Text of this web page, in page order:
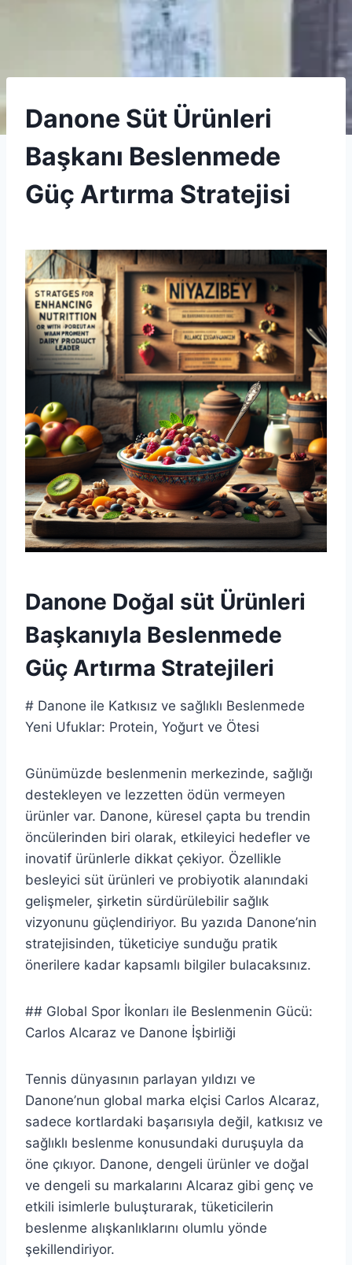
DANONE
Danone Süt Ürünleri
Başkanı Beslenmede
Güç Artırma Stratejisi
Admin
Danone Doğal süt Ürünleri
Başkanıyla Beslenmede
Güç Artırma Stratejileri
# Danone ile Katkısız ve sağlıklı Beslenmede
Yeni Ufuklar: Protein, Yoğurt ve Ötesi
Günümüzde beslenmenin merkezinde, sağlığı
destekleyen ve lezzetten ödün vermeyen
ürünler var. Danone, küresel çapta bu trendin
öncülerinden biri olarak, etkileyici hedefler ve
inovatif ürünlerle dikkat çekiyor. Özellikle
besleyici süt ürünleri ve probiyotik alanındaki
gelişmeler, şirketin sürdürülebilir sağlık
vizyonunu güçlendiriyor. Bu yazıda Danone’nin
stratejisinden, tüketiciye sunduğu pratik
önerilere kadar kapsamlı bilgiler bulacaksınız.
## Global Spor İkonları ile Beslenmenin Gücü:
Carlos Alcaraz ve Danone İşbirliği
Tennis dünyasının parlayan yıldızı ve
Danone’nun global marka elçisi Carlos Alcaraz,
sadece kortlardaki başarısıyla değil, katkısız ve
sağlıklı beslenme konusundaki duruşuyla da
öne çıkıyor. Danone, dengeli ürünler ve doğal
ve dengeli su markalarını Alcaraz gibi genç ve
etkili isimlerle buluşturarak, tüketicilerin
beslenme alışkanlıklarını olumlu yönde
şekillendiriyor.